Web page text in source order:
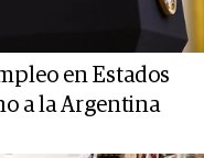
en Estados
a la Argentina